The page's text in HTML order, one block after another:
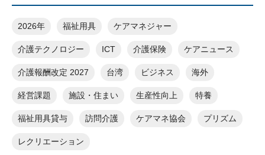
2026年 福祉用具 ケアマネジャー
介護テクノロジー ICT 介護保険 ケアニュース
介護報酬改定 2027 台湾 ビジネス 海外
経営課題 施設・住まい 生産性向上 特養
福祉用具貸与 訪問介護 ケアマネ協会 プリズム
レクリエーション